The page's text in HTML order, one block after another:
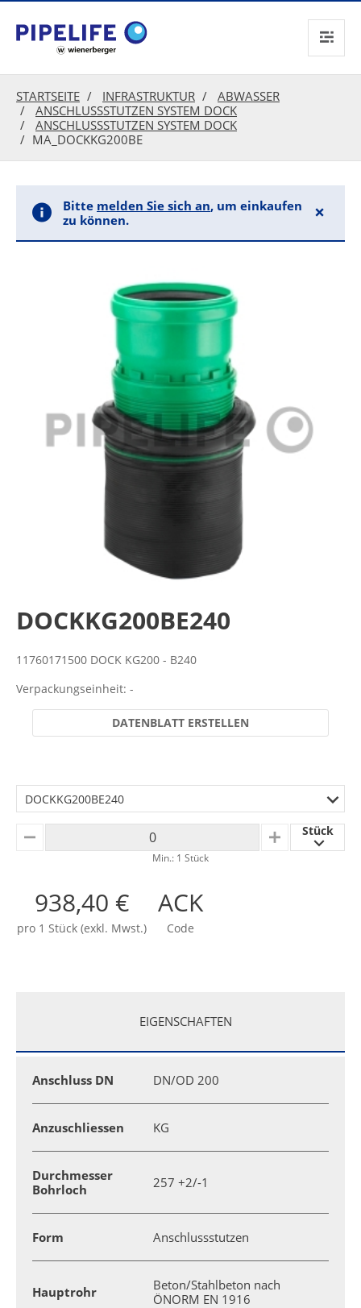
text.skipToContent
text.skipToNavigation
STARTSEITE INFRASTRUKTUR
ABWASSER
ANSCHLUSSSTUTZEN SYSTEM DOCK
ANSCHLUSSSTUTZEN SYSTEM DOCK
MA_DOCKKG200BE
Bitte melden Sie sich an, um einkaufen
zu können.
×
DOCKKG200BE240
11760171500 DOCK KG200 - B240
Verpackungseinheit: -
DATENBLATT ERSTELLEN
DOCKKG200BE240
MINUS PLUS
Stück
Min.: 1 Stück
938,40 €
pro 1 Stück (exkl. Mwst.)
ACK
Code
EIGENSCHAFTEN
Anschluss DN DN/OD 200
Anzuschliessen KG
Durchmesser
Bohrloch
257 +2/-1
Form Anschlussstutzen
Hauptrohr
Beton/Stahlbeton nach
ÖNORM EN 1916